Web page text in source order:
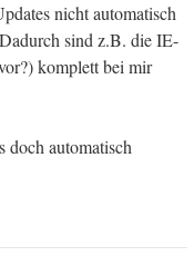
nicht automatisch
sind z.B. die IE-
komplett bei mir
doch automatisch